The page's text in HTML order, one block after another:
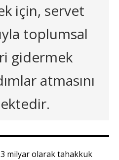
için, servet
toplumsal
gidermek
atmasını
milyar olarak tahakkuk